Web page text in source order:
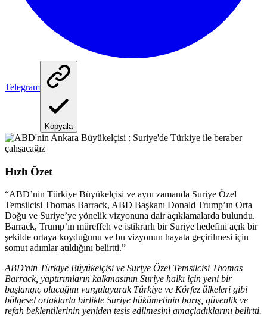
Telegram
Kopyala
Hızlı Özet
“ABD’nin Türkiye Büyükelçisi ve aynı zamanda Suriye Özel
Temsilcisi Thomas Barrack, ABD Başkanı Donald Trump’ın Orta
Doğu ve Suriye’ye yönelik vizyonuna dair açıklamalarda bulundu.
Barrack, Trump’ın müreffeh ve istikrarlı bir Suriye hedefini açık bir
şekilde ortaya koyduğunu ve bu vizyonun hayata geçirilmesi için
somut adımlar atıldığını belirtti.”
ABD'nin Türkiye Büyükelçisi ve Suriye Özel Temsilcisi Thomas
Barrack, yaptırımların kalkmasının Suriye halkı için yeni bir
başlangıç olacağını vurgulayarak Türkiye ve Körfez ülkeleri gibi
bölgesel ortaklarla birlikte Suriye hükümetinin barış, güvenlik ve
refah beklentilerinin yeniden tesis edilmesini amaçladıklarını belirtti.